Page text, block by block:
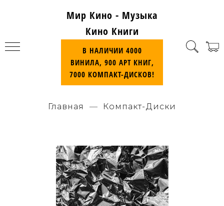
Мир Кино - Музыка
Кино Книги
В НАЛИЧИИ 4000
ВИНИЛА, 900 АРТ КНИГ,
7000 КОМПАКТ-ДИСКОВ!
Главная Компакт-Диски